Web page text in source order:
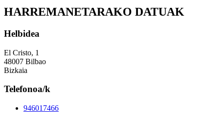
HARREMANETARAKO DATUAK
Helbidea
El Cristo, 1
48007 Bilbao
Bizkaia
Telefonoa/k
946017466